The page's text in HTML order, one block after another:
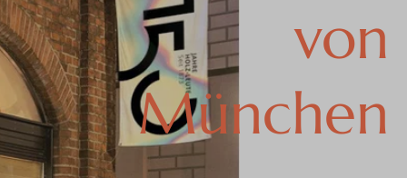
von
München